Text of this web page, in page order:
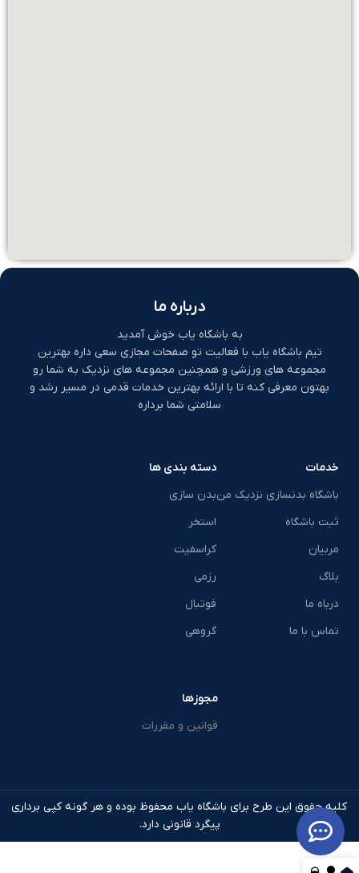
درباره ما
به باشگاه یاب خوش آمدید
تیم باشگاه یاب با فعالیت تو صفحات مجازی سعی داره بهترین
مجموعه های ورزشی و همچنین مجموعه های نزدیک به شما رو
بهتون معرفی کنه تا با ارائه بهترین خدمات قدمی در مسیر رشد و
سلامتی شما برداره
خدمات
باشگاه بدنسازی نزدیک من
ثبت باشگاه
مربیان
بلاگ
درباه ما
تماس با ما
دسته بندی ها
بدن سازی
استخر
کراسفیت
رزمی
فوتبال
گروهی
مجوزها
قوانین و مقررات
کلیه حقوق این طرح برای باشگاه یاب محفوظ بوده و هر گونه کپی برداری
پیگرد قانونی دارد.